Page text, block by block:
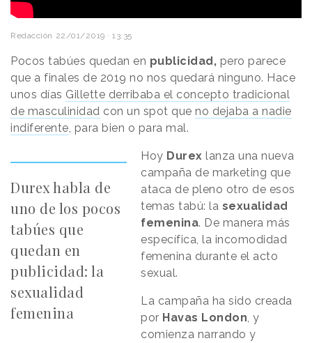
Redacción 22/01/2019 · 13:35
Pocos tabúes quedan en publicidad, pero parece
que a finales de 2019 no nos quedará ninguno. Hace
unos días Gillette derribaba el concepto tradicional
de masculinidad con un spot que no dejaba a nadie
indiferente, para bien o para mal.
Durex habla de
uno de los pocos
tabúes que
quedan en
publicidad: la
sexualidad
femenina
Hoy Durex lanza una nueva
campaña de marketing que
ataca de pleno otro de esos
temas tabú: la sexualidad
femenina. De manera más
específica, la incomodidad
femenina durante el acto
sexual.
La campaña ha sido creada
por Havas London, y
comienza narrando y